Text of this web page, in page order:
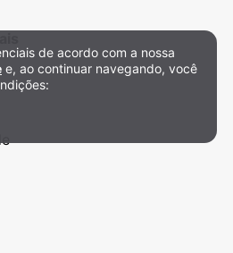
Cookiesde acordo com a nossa
e, ao continuar navegando, você